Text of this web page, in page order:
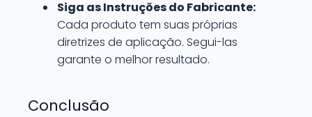
Siga as Instruções do Fabricante:
Cada produto tem suas próprias
diretrizes de aplicação. Segui-las
garante o melhor resultado.
Conclusão